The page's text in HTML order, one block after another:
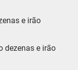
e irão
dezenas e irão